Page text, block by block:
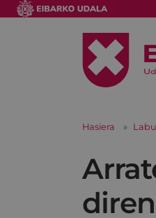
Hasiera